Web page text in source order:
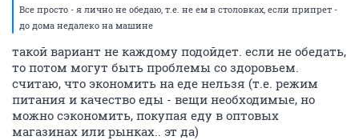
Все просто - я лично не обедаю, т.е. не ем в столовках, если припрет -
до дома недалеко на машине
такой вариант не каждому подойдет. если не обедать,
то потом могут быть проблемы со здоровьем.
считаю, что экономить на еде нельзя (т.е. режим
питания и качество еды - вещи необходимые, но
можно сэкономить, покупая еду в оптовых
магазинах или рынках.. эт да)